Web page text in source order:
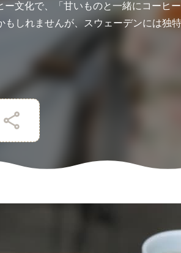
文化で、「甘いものと一緒にコーヒ
もしれませんが、スウェーデンには独